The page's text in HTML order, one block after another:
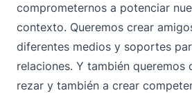
comprometernos a potenciar
contexto. Queremos crear
diferentes medios y soportes
relaciones. Y también queremos
rezar y también a crear